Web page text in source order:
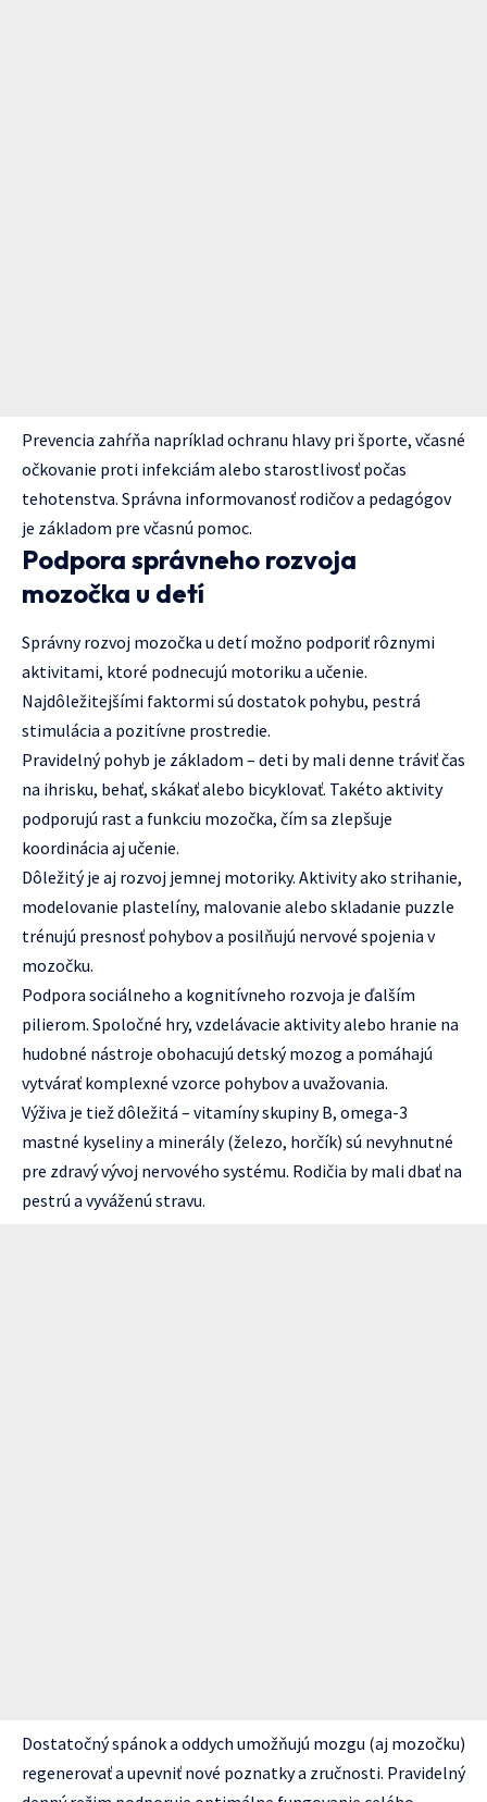
Prevencia zahŕňa napríklad ochranu hlavy pri športe, včasné
očkovanie proti infekciám alebo starostlivosť počas
tehotenstva. Správna informovanosť rodičov a pedagógov
je základom pre včasnú pomoc.
Podpora správneho rozvoja
mozočka u detí
Správny rozvoj mozočka u detí možno podporiť rôznymi
aktivitami, ktoré podnecujú motoriku a učenie.
Najdôležitejšími faktormi sú dostatok pohybu, pestrá
stimulácia a pozitívne prostredie.
Pravidelný pohyb je základom – deti by mali denne tráviť čas
na ihrisku, behať, skákať alebo bicyklovať. Takéto aktivity
podporujú rast a funkciu mozočka, čím sa zlepšuje
koordinácia aj učenie.
Dôležitý je aj rozvoj jemnej motoriky. Aktivity ako strihanie,
modelovanie plastelíny, malovanie alebo skladanie puzzle
trénujú presnosť pohybov a posilňujú nervové spojenia v
mozočku.
Podpora sociálneho a kognitívneho rozvoja je ďalším
pilierom. Spoločné hry, vzdelávacie aktivity alebo hranie na
hudobné nástroje obohacujú detský mozog a pomáhajú
vytvárať komplexné vzorce pohybov a uvažovania.
Výživa je tiež dôležitá – vitamíny skupiny B, omega-3
mastné kyseliny a minerály (železo, horčík) sú nevyhnutné
pre zdravý vývoj nervového systému. Rodičia by mali dbať na
pestrú a vyváženú stravu.
Dostatočný spánok a oddych umožňujú mozgu (aj mozočku)
regenerovať a upevniť nové poznatky a zručnosti. Pravidelný